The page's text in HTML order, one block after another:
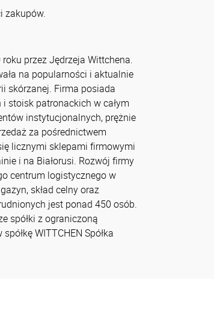
zakupów.
roku przez Jędrzeja Wittchena.
na popularności i aktualnie
skórzanej. Firma posiada
i stoisk patronackich w całym
instytucjonalnych, prężnie
za pośrednictwem
licznymi sklepami firmowymi
i na Białorusi. Rozwój firmy
centrum logistycznego w
skład celny oraz
jest ponad 450 osób.
spółki z ograniczoną
WITTCHEN Spółka